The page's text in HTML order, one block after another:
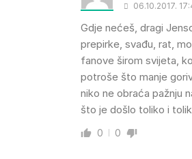
06.10.2017.
Gdje nećeš, dragi
prepirke, svađu, rat,
fanove širom svijeta,
potroše što manje
niko ne obraća pažnju
što je došlo toliko i
0 0